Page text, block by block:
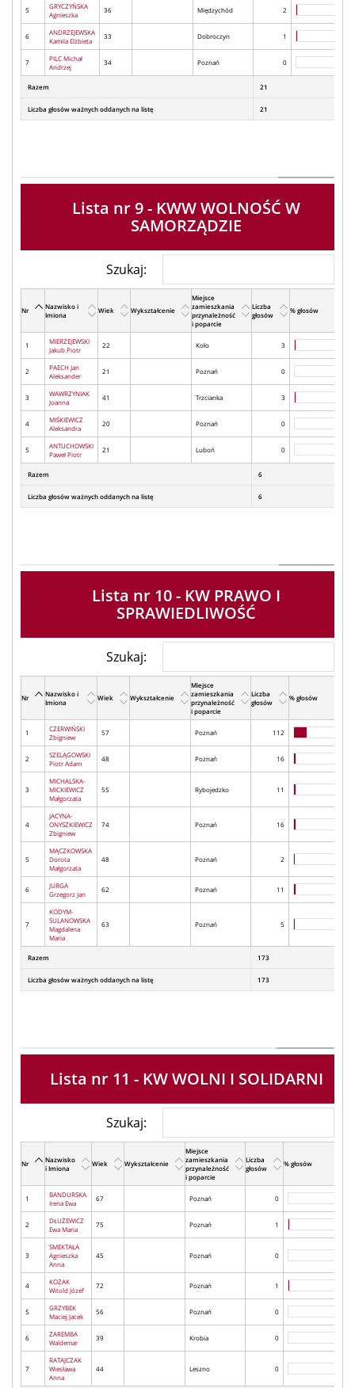
5
GRYCZYŃSKA
Agnieszka
36 Międzychód 2
6
ANDRZEJEWSKA
Kamila Elżbieta
33 Dobroczyn 1
7
PILC Michał
Andrzej
34 Poznań 0
Razem 21
Liczba głosów ważnych oddanych na listę 21
Lista nr 9 - KWW WOLNOŚĆ W
SAMORZĄDZIE
Szukaj:
Nr
Nazwisko i
Imiona
Wiek Wykształcenie
Miejsce
zamieszkania
przynależność
i poparcie
Liczba
głosów
% głosów
1
MIERZEJEWSKI
Jakub Piotr
22 Koło 3
2
PAECH Jan
Aleksander
21 Poznań 0
3
WAWRZYNIAK
Joanna
41 Trzcianka 3
4
MIŚKIEWICZ
Aleksandra
20 Poznań 0
5
ANTUCHOWSKI
Paweł Piotr
21 Luboń 0
Razem 6
Liczba głosów ważnych oddanych na listę 6
Lista nr 10 - KW PRAWO I
SPRAWIEDLIWOŚĆ
Szukaj:
Nr
Nazwisko i
Imiona
Wiek Wykształcenie
Miejsce
zamieszkania
przynależność
i poparcie
Liczba
głosów
% głosów
1
CZERWIŃSKI
Zbigniew
57 Poznań 112
2
SZELĄGOWSKI
Piotr Adam
48 Poznań 16
3
MICHALSKA-
MICKIEWICZ
Małgorzata
55 Rybojedzko 11
4
JACYNA-
ONYSZKIEWICZ
Zbigniew
74 Poznań 16
5
MĄCZKOWSKA
Dorota
Małgorzata
48 Poznań 2
6
JURGA
Grzegorz Jan
62 Poznań 11
7
KODYM-
SULANOWSKA
Magdalena
Maria
63 Poznań 5
Razem 173
Liczba głosów ważnych oddanych na listę 173
Lista nr 11 - KW WOLNI I SOLIDARNI
Szukaj:
Nr
Nazwisko
i Imiona
Wiek Wykształcenie
Miejsce
zamieszkania
przynależność
i poparcie
Liczba
głosów
% głosów
1
BANDURSKA
Irena Ewa
67 Poznań 0
2
DŁUŻEWICZ
Ewa Maria
75 Poznań 1
3
SMEKTAŁA
Agnieszka
Anna
45 Poznań 0
4
KOZAK
Witold Józef
72 Poznań 1
5
GRZYBEK
Maciej Jacek
56 Poznań 0
6
ZAREMBA
Waldemar
39 Krobia 0
7
RATAJCZAK
Wiesława
Anna
44 Leszno 0